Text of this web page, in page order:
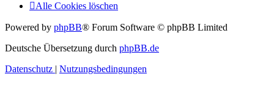
Alle Cookies löschen
Powered by phpBB® Forum Software © phpBB Limited
Deutsche Übersetzung durch phpBB.de
Datenschutz | Nutzungsbedingungen